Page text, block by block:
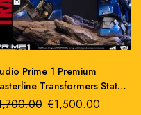
Prime 1 Premium
Transformers Statua
Prime G1
€1,500.00